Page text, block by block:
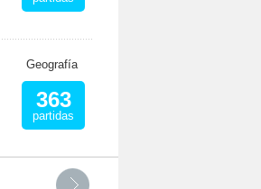
Geografía
363
partidas